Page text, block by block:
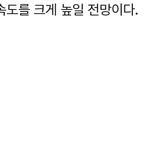
를 크게 높일 전망이다.